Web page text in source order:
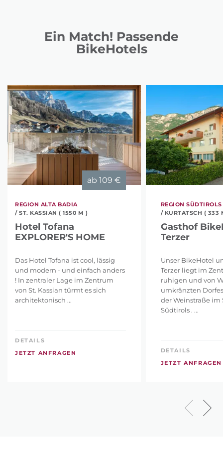
Ein Match! Passende
BikeHotels
ab 109 €
REGION ALTA BADIA
/ ST. KASSIAN ( 1550 M )
Hotel Tofana
EXPLORER'S HOME
Das Hotel Tofana ist cool, lässig
und modern - und einfach anders
! In zentraler Lage im Zentrum
von St. Kassian türmt es sich
architektonisch ...
DETAILS
JETZT ANFRAGEN
REGION
/ KURTATSCH ( 333
Gasthof
Terzer
Unser BikeHotel
Terzer liegt im
ruhigen und von
umkränzten
der Weinstraße im
Südtirols . ...
DETAILS
JETZT ANFRAGEN